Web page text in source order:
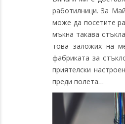
работилници. За
може да посетите
мъкна такава
това заложих на
фабриката за
приятелски
преди полета…